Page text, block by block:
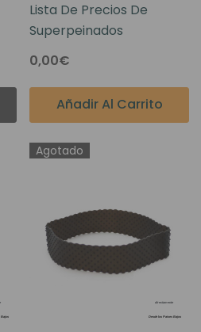
Lista De Precios De
Superpeinados
0,00€
Añadir Al Carrito
Agotado